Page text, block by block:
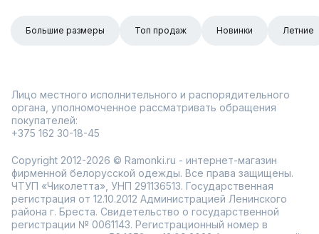
Большие размеры Топ продаж Новинки Летние
Лицо местного исполнительного и распорядительного
органа, уполномоченное рассматривать обращения
покупателей:
+375 162 30-18-45
Copyright 2012-2026 © Ramonki.ru - интернет-магазин
фирменной белорусской одежды. Все права защищены.
ЧТУП «Чиколетта», УНП 291136513. Государственная
регистрация от 12.10.2012 Администрацией Ленинского
района г. Бреста. Свидетельство о государственной
регистрации № 0061143. Регистрационный номер в